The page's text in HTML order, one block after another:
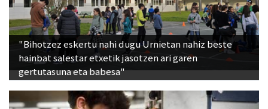
"Bihotzez eskertu nahi dugu Urnietan nahiz beste
hainbat salestar etxetik jasotzen ari garen
gertutasuna eta babesa"